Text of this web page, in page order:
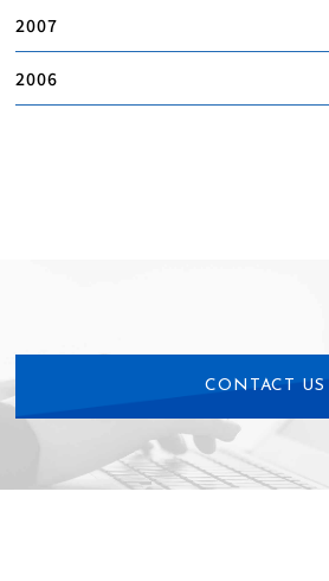
2007
2006
CONTACT US